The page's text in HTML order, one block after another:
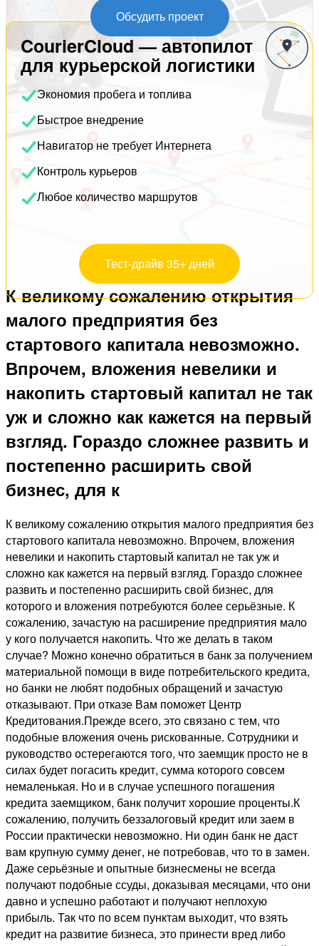
Обсудить проект
CourierCloud — автопилот
для курьерской логистики
Экономия пробега и топлива
Быстрое внедрение
Навигатор не требует Интернета
Контроль курьеров
Любое количество маршрутов
Тест-драйв 35+ дней
К великому сожалению открытия
малого предприятия без
стартового капитала невозможно.
Впрочем, вложения невелики и
накопить стартовый капитал не так
уж и сложно как кажется на первый
взгляд. Гораздо сложнее развить и
постепенно расширить свой
бизнес, для к
К великому сожалению открытия малого предприятия без
стартового капитала невозможно. Впрочем, вложения
невелики и накопить стартовый капитал не так уж и
сложно как кажется на первый взгляд. Гораздо сложнее
развить и постепенно расширить свой бизнес, для
которого и вложения потребуются более серьёзные. К
сожалению, зачастую на расширение предприятия мало
у кого получается накопить. Что же делать в таком
случае? Можно конечно обратиться в банк за получением
материальной помощи в виде потребительского кредита,
но банки не любят подобных обращений и зачастую
отказывают. При отказе Вам поможет Центр
Кредитования.Прежде всего, это связано с тем, что
подобные вложения очень рискованные. Сотрудники и
руководство остерегаются того, что заемщик просто не в
силах будет погасить кредит, сумма которого совсем
немаленькая. Но и в случае успешного погашения
кредита заемщиком, банк получит хорошие проценты.К
сожалению, получить беззалоговый кредит или заем в
России практически невозможно. Ни один банк не даст
вам крупную сумму денег, не потребовав, что то в замен.
Даже серьёзные и опытные бизнесмены не всегда
получают подобные ссуды, доказывая месяцами, что они
давно и успешно работают и получают неплохую
прибыль. Так что по всем пунктам выходит, что взять
кредит на развитие бизнеса, это принести вред либо